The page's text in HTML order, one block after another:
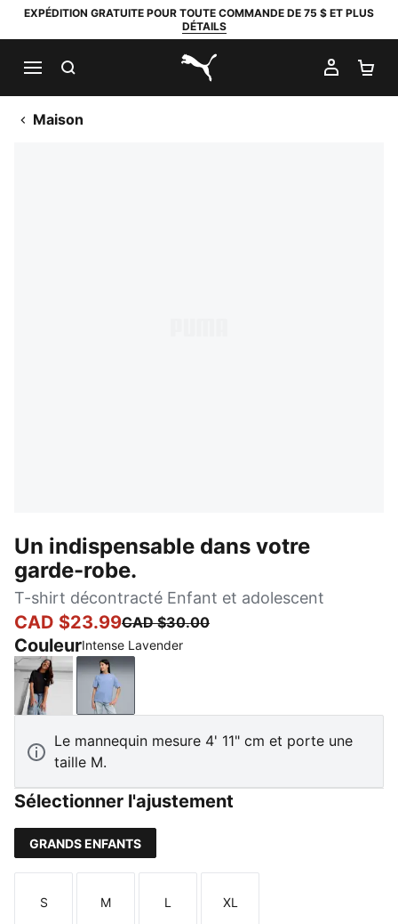
EXPÉDITION GRATUITE POUR TOUTE COMMANDE DE 75 $ ET PLUS
DÉTAILS
PUMA.com
MON
Maison
Un indispensable dans votre
garde-robe.
T-shirt décontracté Enfant et adolescent
CAD $23.99CAD $30.00
CouleurIntense Lavender
PUMA BlackIntense Lavender
Le mannequin mesure 4' 11" cm et porte une
taille M.
Sélectionner l'ajustement
GRANDS ENFANTS
Taille
S
Taille
M
Taille
L
Taille
XL